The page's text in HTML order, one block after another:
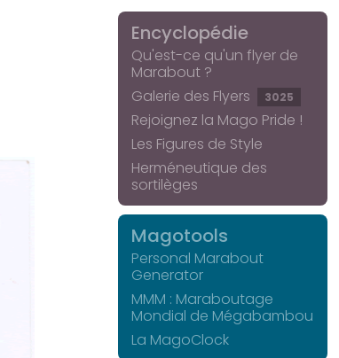
Encyclopédie
Qu'est-ce qu'un flyer de
Marabout ?
Galerie des Flyers
3025
Rejoignez la Mago Pride !
Les Figures de Style
Herméneutique des
sortilèges
Magotools
Personal Marabout
Generator
MMM : Maraboutage
Mondial de Mégabambou
La MagoClock